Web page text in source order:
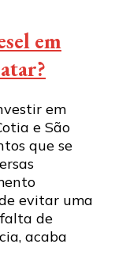
em
em
e São
que se
evitar uma
de
acaba